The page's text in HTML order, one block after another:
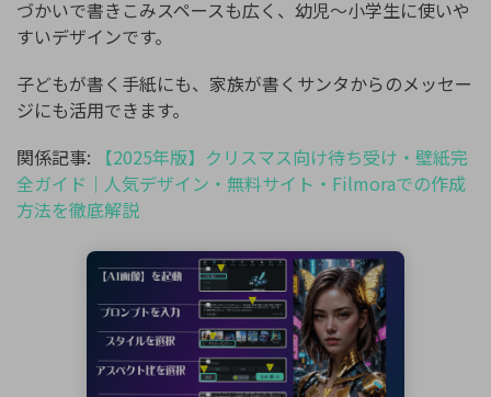
づかいで書きこみスペースも広く、幼児〜小学生に使いや
すいデザインです。
子どもが書く手紙にも、家族が書くサンタからのメッセー
ジにも活用できます。
関係記事: 【2025年版】クリスマス向け待ち受け・壁紙完
全ガイド｜人気デザイン・無料サイト・Filmoraでの作成
方法を徹底解説